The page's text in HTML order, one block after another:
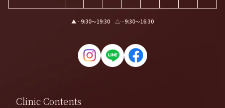
▲…9:30〜19:30 △…9:30〜16:30
Clinic Contents